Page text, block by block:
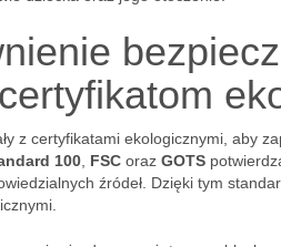
z certyfikatami ekologicznymi, aby
100 FSC oraz GOTS
źródeł. Dzięki tym